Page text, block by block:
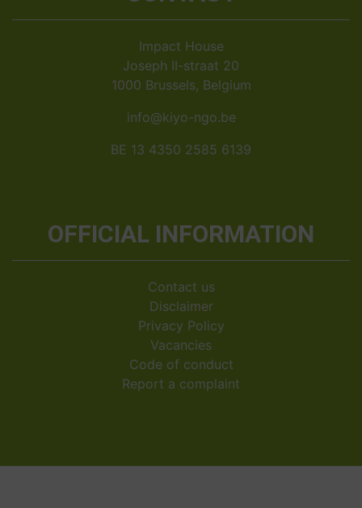
Impact House
Joseph II-straat 20
1000 Brussels, Belgium
info@kiyo-ngo.be
BE 13 4350 2585 6139
OFFICIAL INFORMATION
Contact us
Disclaimer
Privacy Policy
Vacancies
Code of conduct
Report a complaint